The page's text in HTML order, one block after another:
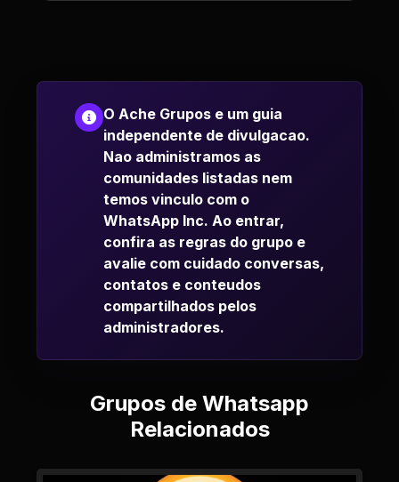
O Ache Grupos e um guia
independente de divulgacao.
Nao administramos as
comunidades listadas nem
temos vinculo com o
WhatsApp Inc. Ao entrar,
confira as regras do grupo e
avalie com cuidado conversas,
contatos e conteudos
compartilhados pelos
administradores.
Grupos de Whatsapp
Relacionados